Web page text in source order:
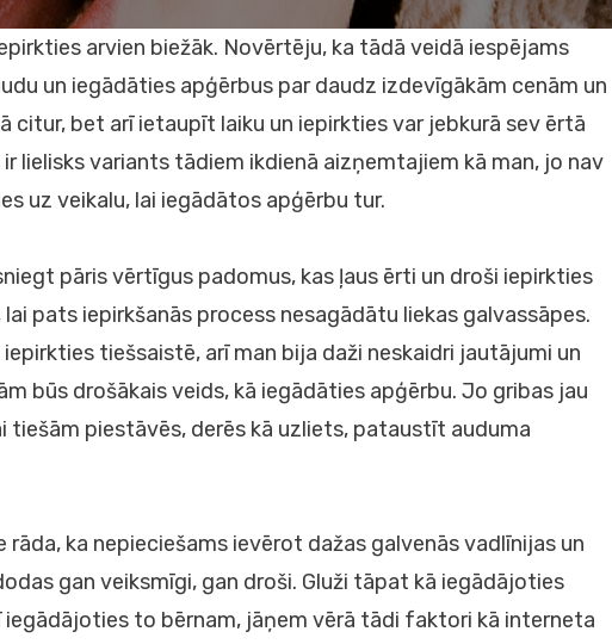
arvien biežāk. Novērtēju, ka tādā veidā iespējams
un iegādāties apģērbus par daudz izdevīgākām cenām un
citur, bet arī ietaupīt laiku un iepirkties var jebkurā sev ērtā
ir lielisks variants tādiem ikdienā aizņemtajiem kā man, jo nav
uz veikalu, lai iegādātos apģērbu tur.
pāris vērtīgus padomus, kas ļaus ērti un droši iepirkties
pats iepirkšanās process nesagādātu liekas galvassāpes.
tiešsaistē, arī man bija daži neskaidri jautājumi un
būs drošākais veids, kā iegādāties apģērbu. Jo gribas jau
tiešām piestāvēs, derēs kā uzliets, pataustīt auduma
rāda, ka nepieciešams ievērot dažas galvenās vadlīnijas un
gan veiksmīgi, gan droši. Gluži tāpat kā iegādājoties
iegādājoties to bērnam, jāņem vērā tādi faktori kā interneta